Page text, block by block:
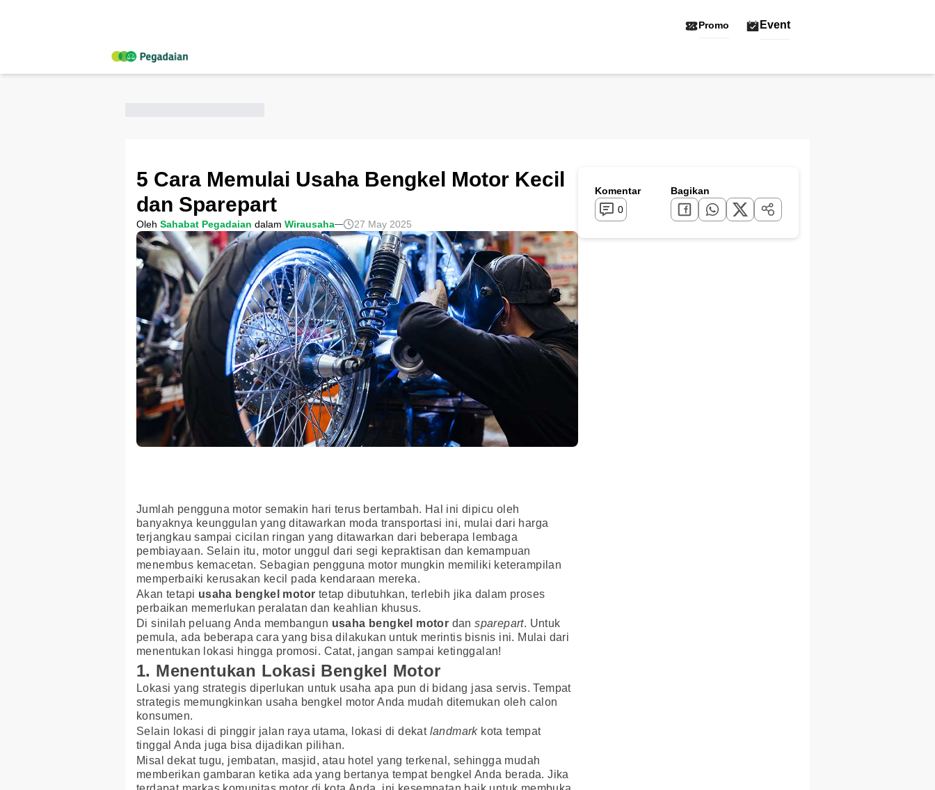
Promo Event
5 Cara Memulai Usaha Bengkel Motor Kecil
dan Sparepart
Oleh Sahabat Pegadaian dalam Wirausaha 27 May 2025
Jumlah pengguna motor semakin hari terus bertambah. Hal ini dipicu oleh
banyaknya keunggulan yang ditawarkan moda transportasi ini, mulai dari harga
terjangkau sampai cicilan ringan yang ditawarkan dari beberapa lembaga
pembiayaan. Selain itu, motor unggul dari segi kepraktisan dan kemampuan
menembus kemacetan. Sebagian pengguna motor mungkin memiliki keterampilan
memperbaiki kerusakan kecil pada kendaraan mereka.
Akan tetapi usaha bengkel motor tetap dibutuhkan, terlebih jika dalam proses
perbaikan memerlukan peralatan dan keahlian khusus.
Di sinilah peluang Anda membangun usaha bengkel motor dansparepart. Untuk
pemula, ada beberapa cara yang bisa dilakukan untuk merintis bisnis ini. Mulai dari
menentukan lokasi hingga promosi. Catat, jangan sampai ketinggalan!
1. Menentukan Lokasi Bengkel Motor
Lokasi yang strategis diperlukan untuk usaha apa pun di bidang jasa servis. Tempat
strategis memungkinkan usaha bengkel motor Anda mudah ditemukan oleh calon
konsumen.
Selain lokasi di pinggir jalan raya utama, lokasi di dekat landmarkkota tempat
tinggal Anda juga bisa dijadikan pilihan.
Misal dekat tugu, jembatan, masjid, atau hotel yang terkenal, sehingga mudah
memberikan gambaran ketika ada yang bertanya tempat bengkel Anda berada. Jika
Komentar
0
Bagikan